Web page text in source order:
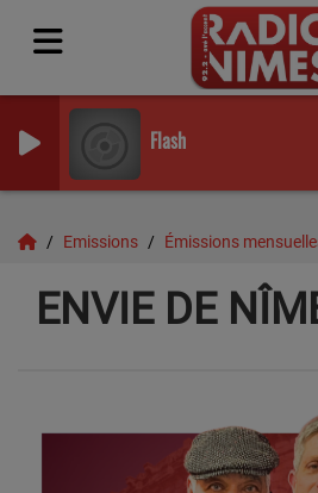
Flash
Emissions Émissions
ENVIE DE